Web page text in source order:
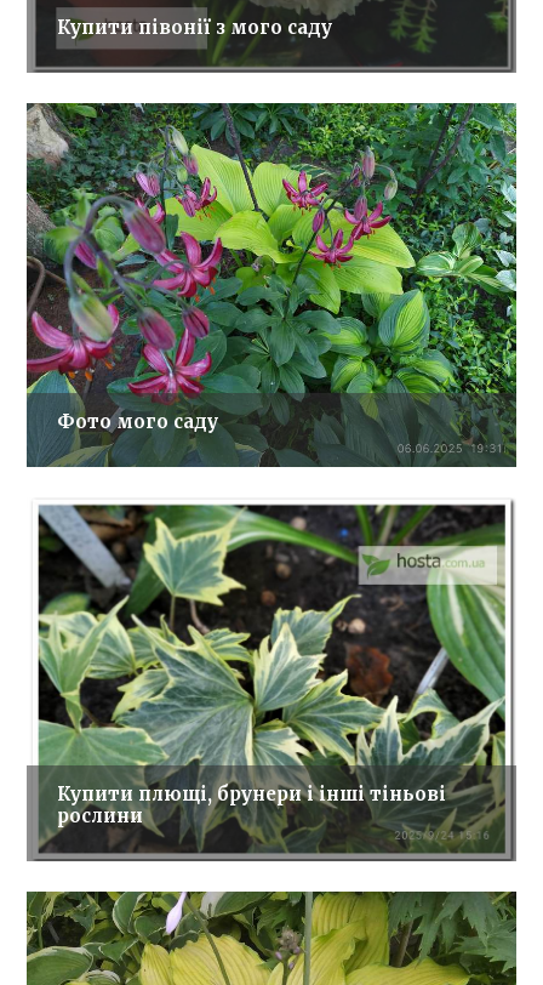
Купити півонії з мого саду
Фото мого саду
Купити плющі, брунери і інші тіньові
рослини